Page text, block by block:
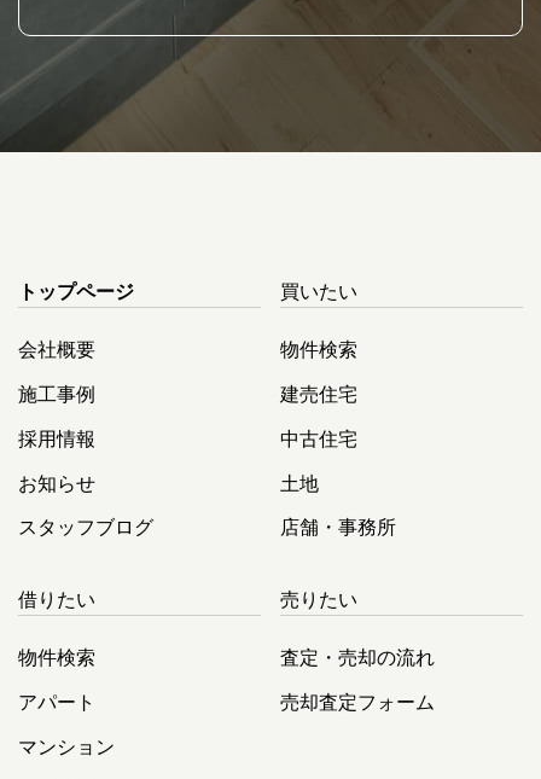
トップページ
会社概要
施工事例
採用情報
お知らせ
スタッフブログ
買いたい
物件検索
建売住宅
中古住宅
土地
店舗・事務所
借りたい
物件検索
アパート
マンション
売りたい
査定・売却の流れ
売却査定フォーム